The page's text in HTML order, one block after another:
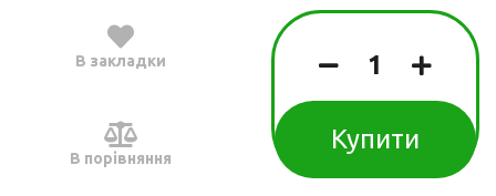
В закладки
В порівняння
Купити